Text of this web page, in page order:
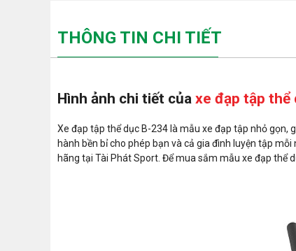
THÔNG TIN CHI TIẾT
Hình ảnh chi tiết của xe đạp tập thể
Xe đạp tập thể dục B-234 là mẫu xe đạp tập nhỏ gọn,
hành bền bỉ cho phép bạn và cả gia đình luyện tập
hãng tại Tài Phát Sport. Để mua sắm mẫu xe đạp thể